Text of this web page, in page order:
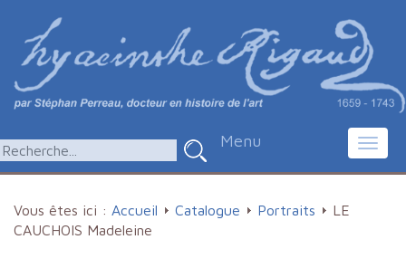
Menu
Vous êtes ici : Accueil Catalogue Portraits
LE
CAUCHOIS Madeleine